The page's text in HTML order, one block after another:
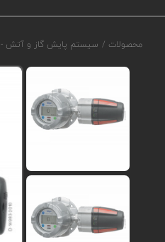
محصولات / سیستم پایش گاز و آتش - F&G